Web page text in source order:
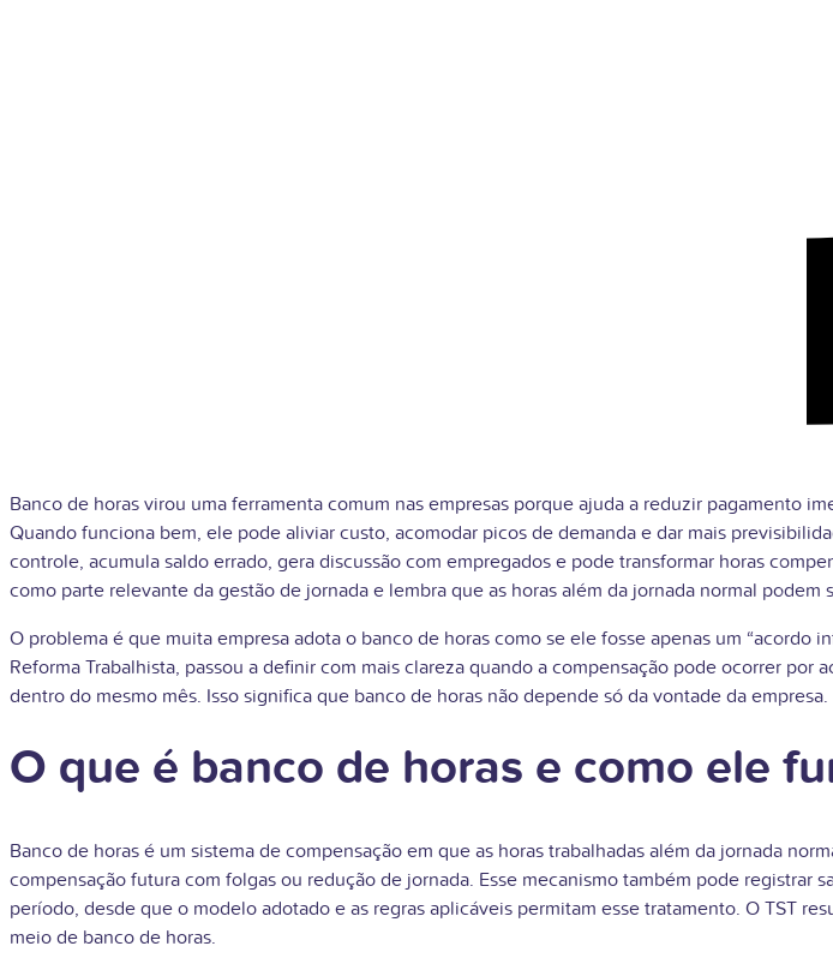
Banco de horas virou uma ferramenta comum nas empresas porque ajuda a reduzir pagamento
Quando funciona bem, ele pode aliviar custo, acomodar picos de demanda e dar mais
controle, acumula saldo errado, gera discussão com empregados e pode transformar horas
como parte relevante da gestão de jornada e lembra que as horas além da jornada normal podem
O problema é que muita empresa adota o banco de horas como se ele fosse apenas um “acordo
Reforma Trabalhista, passou a definir com mais clareza quando a compensação pode ocorrer
dentro do mesmo mês. Isso significa que banco de horas não depende só da vontade da
O que é banco de horas e como ele
Banco de horas é um sistema de compensação em que as horas trabalhadas além da jornada
compensação futura com folgas ou redução de jornada. Esse mecanismo também pode
período, desde que o modelo adotado e as regras aplicáveis permitam esse tratamento. O TST
meio de banco de horas.